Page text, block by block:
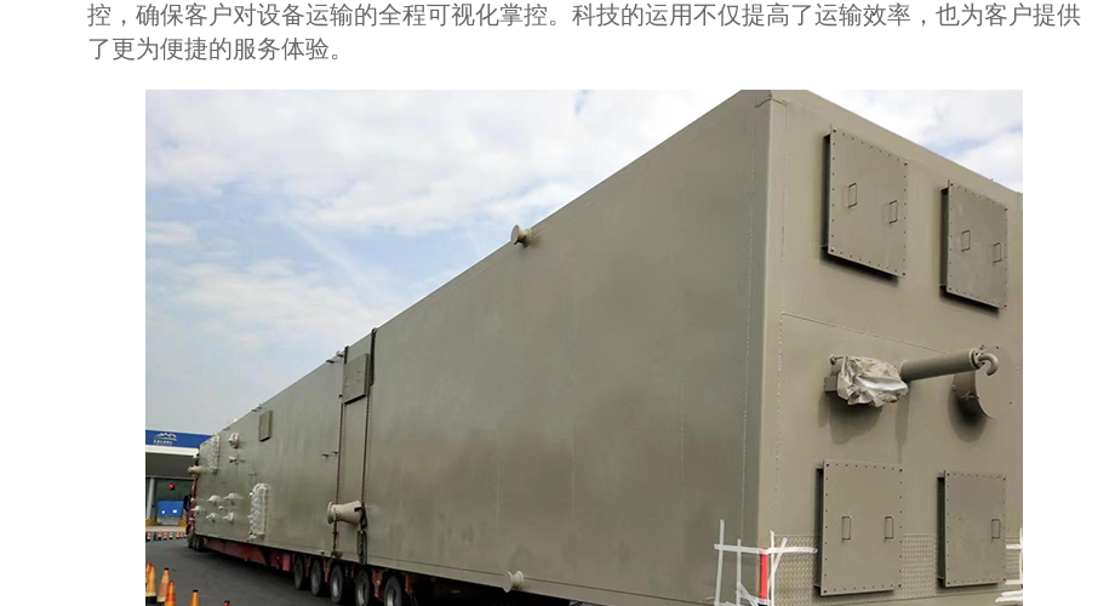
控，确保客户对设备运输的全程可视化掌控。科技的运用不仅提高了运输效率，也为客户提供
了更为便捷的服务体验。